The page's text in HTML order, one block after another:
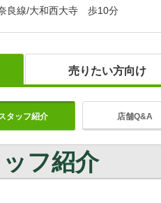
良線/大和西大寺 歩10分
売りたい方向け
スタッフ紹介 店舗Q&A
フ紹介